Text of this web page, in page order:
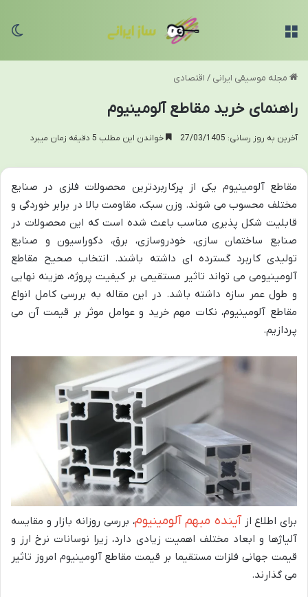
مجله موسیقی ایرانی / اقتصادی
راهنمای خرید مقاطع آلومینیوم
آخرین به روز رسانی: 27/03/1405 خواندن این مطلب 5 دقیقه زمان میبرد
مقاطع آلومینیوم یکی از پرکاربردترین محصولات فلزی در صنایع
مختلف محسوب می شوند. وزن سبک، مقاومت بالا در برابر خوردگی و
قابلیت شکل پذیری مناسب باعث شده است که این محصولات در
صنایع ساختمان سازی، خودروسازی، برق، دکوراسیون و صنایع
تولیدی کاربرد گسترده ای داشته باشند. انتخاب صحیح مقاطع
آلومینیومی می تواند تاثیر مستقیمی بر کیفیت پروژه، هزینه نهایی
و طول عمر سازه داشته باشد. در این مقاله به بررسی کامل انواع
مقاطع آلومینیوم، نکات مهم خرید و عوامل موثر بر قیمت آن می
پردازیم.
برای اطلاع از آینده مبهم آلومینیوم، بررسی روزانه بازار و مقایسه
آلیاژها و ابعاد مختلف اهمیت زیادی دارد، زیرا نوسانات نرخ ارز و
قیمت جهانی فلزات مستقیما بر قیمت مقاطع آلومینیوم امروز تاثیر
می گذارند.